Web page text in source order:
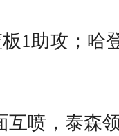
1助攻；哈
喷，泰森